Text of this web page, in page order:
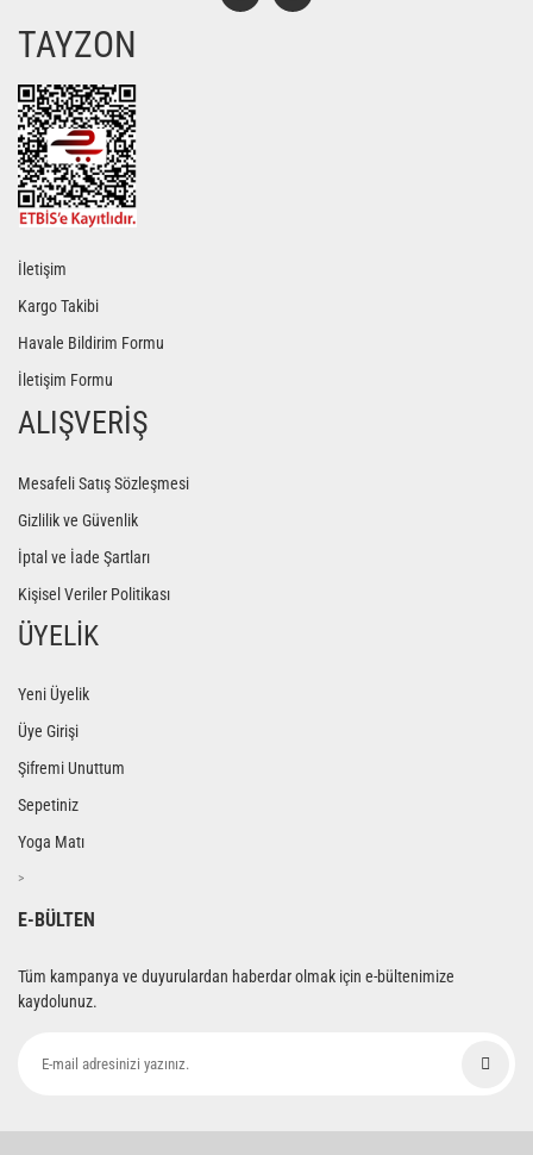
TAYZON
İletişim
Kargo Takibi
Havale Bildirim Formu
İletişim Formu
ALIŞVERİŞ
Mesafeli Satış Sözleşmesi
Gizlilik ve Güvenlik
İptal ve İade Şartları
Kişisel Veriler Politikası
ÜYELİK
Yeni Üyelik
Üye Girişi
Şifremi Unuttum
Sepetiniz
Yoga Matı
>
E-BÜLTEN
Tüm kampanya ve duyurulardan haberdar olmak için e-bültenimize
kaydolunuz.